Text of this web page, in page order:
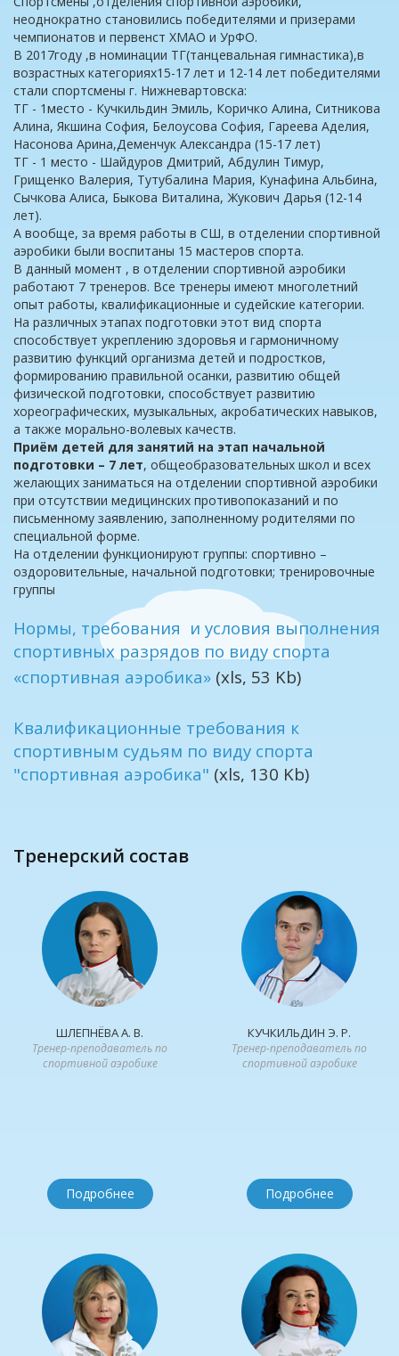
неоднократно становились победителями и призерами
чемпионатов и первенст ХМАО и УрФО.
В 2017году ,в номинации ТГ(танцевальная гимнастика),в
возрастных категориях15-17 лет и 12-14 лет победителями
стали спортсмены г. Нижневартовска:
ТГ - 1место - Кучкильдин Эмиль, Коричко Алина, Ситникова
Алина, Якшина София, Белоусова София, Гареева Аделия,
Насонова Арина,Деменчук Александра (15-17 лет)
ТГ - 1 место - Шайдуров Дмитрий, Абдулин Тимур,
Грищенко Валерия, Тутубалина Мария, Кунафина Альбина,
Сычкова Алиса, Быкова Виталина, Жукович Дарья (12-14
лет).
А вообще, за время работы в СШ, в отделении спортивной
аэробики были воспитаны 15 мастеров спорта.
В данный момент , в отделении спортивной аэробики
работают 7 тренеров. Все тренеры имеют многолетний
опыт работы, квалификационные и судейские категории.
На различных этапах подготовки этот вид спорта
способствует укреплению здоровья и гармоничному
развитию функций организма детей и подростков,
формированию правильной осанки, развитию общей
физической подготовки, способствует развитию
хореографических, музыкальных, акробатических навыков,
а также морально-волевых качеств.
Приём детей для занятий на этап начальной
подготовки – 7 лет, общеобразовательных школ и всех
желающих заниматься на отделении спортивной аэробики
при отсутствии медицинских противопоказаний и по
письменному заявлению, заполненному родителями по
специальной форме.
На отделении функционируют группы: спортивно –
оздоровительные, начальной подготовки; тренировочные
группы
Нормы, требования и условия выполнения
спортивных разрядов по виду спорта
«спортивная аэробика» (xls, 53 Kb)
Квалификационные требования к
спортивным судьям по виду спорта
"спортивная аэробика" (xls, 130 Kb)
Тренерский состав
ШЛЕПНЁВА А. В.
Тренер-преподаватель по
спортивной аэробике
Подробнее
КУЧКИЛЬДИН Э. Р.
Тренер-преподаватель по
спортивной аэробике
Подробнее